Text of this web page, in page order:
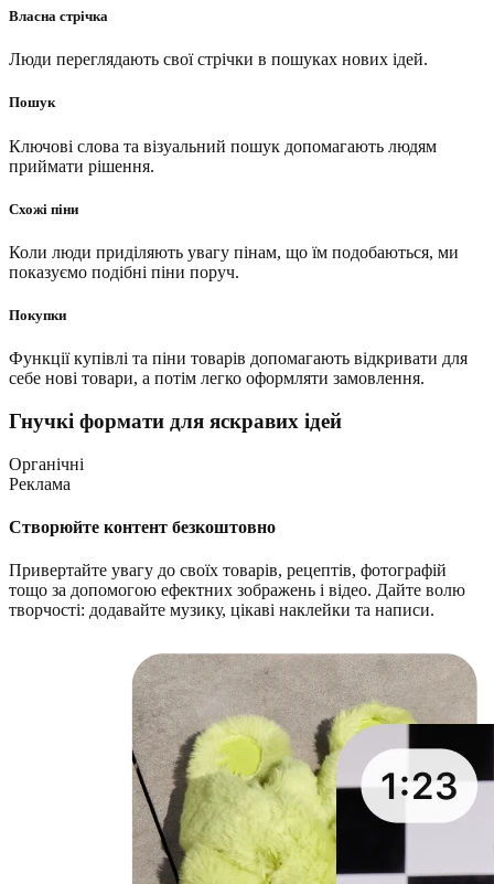
Власна стрічка
Люди переглядають свої стрічки в пошуках нових ідей.
Пошук
Ключові слова та візуальний пошук допомагають людям
приймати рішення.
Схожі піни
Коли люди приділяють увагу пінам, що їм подобаються, ми
показуємо подібні піни поруч.
Покупки
Функції купівлі та піни товарів допомагають відкривати для
себе нові товари, а потім легко оформляти замовлення.
Гнучкі формати для яскравих ідей
Органічні
Реклама
Створюйте контент безкоштовно
Привертайте увагу до своїх товарів, рецептів, фотографій
тощо за допомогою ефектних зображень і відео. Дайте волю
творчості: додавайте музику, цікаві наклейки та написи.